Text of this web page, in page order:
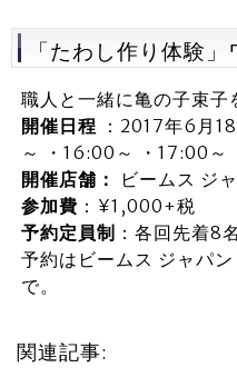
「たわし作り体験
職人と一緒に亀の子束子
開催日程 ：2017年6月
～ ・16:00～ ・17:00～
開催店舗：
ビームス ジ
参加費 ：¥1,000+税
予約定員制 ：各回先着8
予約はビームス ジャパ
で。
関連記事: